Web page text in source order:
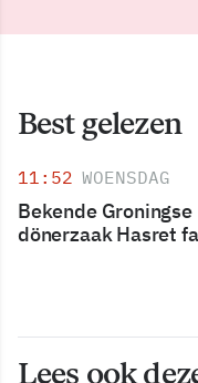
Best gelezen
11:52 WOENSDAG
Bekende Groningse
dönerzaak Hasret
Lees ook